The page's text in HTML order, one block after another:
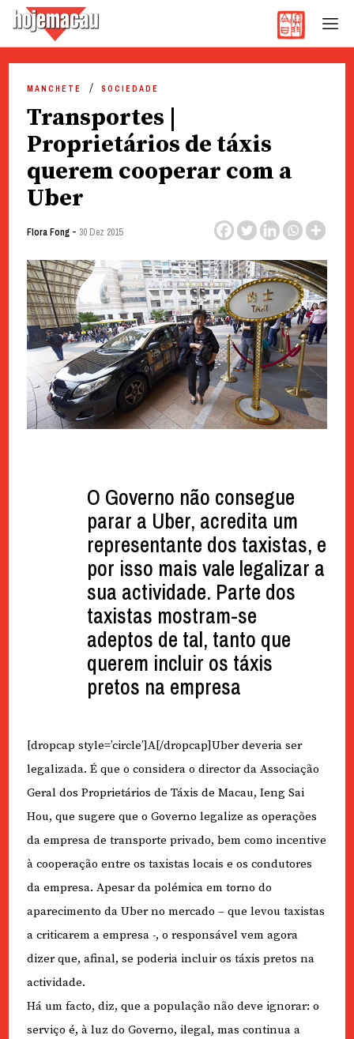
content
MANCHETE SOCIEDADE
Transportes |
Proprietários de táxis
querem cooperar com a
Uber
Flora Fong- 30 Dez 2015
O Governo não consegue
parar a Uber, acredita um
representante dos taxistas, e
por isso mais vale legalizar a
sua actividade. Parte dos
taxistas mostram-se
adeptos de tal, tanto que
querem incluir os táxis
pretos na empresa
[dropcap style=’circle’]A[/dropcap]Uber deveria ser
legalizada. É que o considera o director da Associação
Geral dos Proprietários de Táxis de Macau, Ieng Sai
Hou, que sugere que o Governo legalize as operações
da empresa de transporte privado, bem como incentive
à cooperação entre os taxistas locais e os condutores
da empresa. Apesar da polémica em torno do
aparecimento da Uber no mercado – que levou taxistas
a criticarem a empresa -, o responsável vem agora
dizer que, afinal, se poderia incluir os táxis pretos na
actividade.
Há um facto, diz, que a população não deve ignorar: o
serviço é, à luz do Governo, ilegal, mas continua a